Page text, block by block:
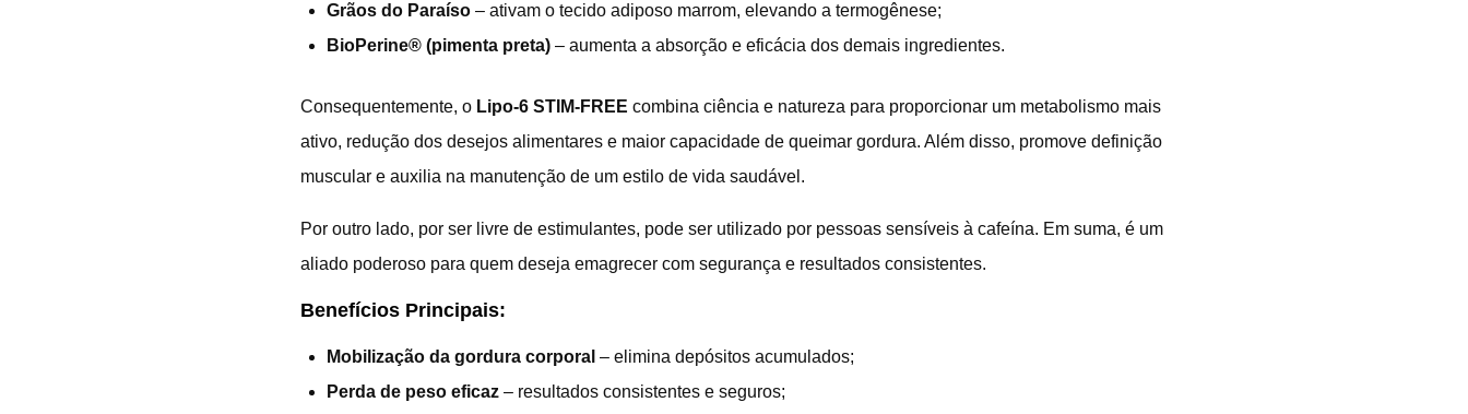
Grãos do Paraíso – ativam o tecido adiposo marrom, elevando a termogênese;
BioPerine® (pimenta preta) – aumenta a absorção e eficácia dos demais ingredientes.
Consequentemente, o Lipo-6 STIM-FREE combina ciência e natureza para proporcionar um metabolismo mais
ativo, redução dos desejos alimentares e maior capacidade de queimar gordura. Além disso, promove definição
muscular e auxilia na manutenção de um estilo de vida saudável.
Por outro lado, por ser livre de estimulantes, pode ser utilizado por pessoas sensíveis à cafeína. Em suma, é um
aliado poderoso para quem deseja emagrecer com segurança e resultados consistentes.
Benefícios Principais:
Mobilização da gordura corporal – elimina depósitos acumulados;
Perda de peso eficaz – resultados consistentes e seguros;